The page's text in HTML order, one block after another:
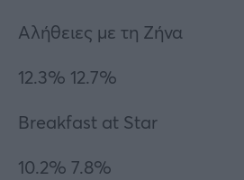
Αλήθειες με τη Ζήνα
12.3% 12.7%
Breakfast at Star
10.2% 7.8%